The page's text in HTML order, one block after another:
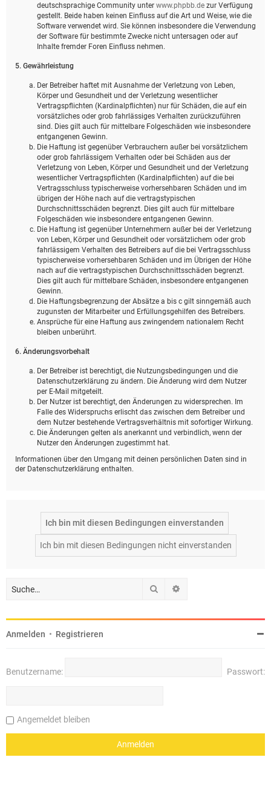
deutschsprachige Community unter www.phpbb.de zur Verfügung
gestellt. Beide haben keinen Einfluss auf die Art und Weise, wie die
Software verwendet wird. Sie können insbesondere die Verwendung
der Software für bestimmte Zwecke nicht untersagen oder auf
Inhalte fremder Foren Einfluss nehmen.
5. Gewährleistung
Der Betreiber haftet mit Ausnahme der Verletzung von Leben,
Körper und Gesundheit und der Verletzung wesentlicher
Vertragspflichten (Kardinalpflichten) nur für Schäden, die auf ein
vorsätzliches oder grob fahrlässiges Verhalten zurückzuführen
sind. Dies gilt auch für mittelbare Folgeschäden wie insbesondere
entgangenen Gewinn.
Die Haftung ist gegenüber Verbrauchern außer bei vorsätzlichem
oder grob fahrlässigem Verhalten oder bei Schäden aus der
Verletzung von Leben, Körper und Gesundheit und der Verletzung
wesentlicher Vertragspflichten (Kardinalpflichten) auf die bei
Vertragsschluss typischerweise vorhersehbaren Schäden und im
übrigen der Höhe nach auf die vertragstypischen
Durchschnittsschäden begrenzt. Dies gilt auch für mittelbare
Folgeschäden wie insbesondere entgangenen Gewinn.
Die Haftung ist gegenüber Unternehmern außer bei der Verletzung
von Leben, Körper und Gesundheit oder vorsätzlichem oder grob
fahrlässigem Verhalten des Betreibers auf die bei Vertragsschluss
typischerweise vorhersehbaren Schäden und im Übrigen der Höhe
nach auf die vertragstypischen Durchschnittsschäden begrenzt.
Dies gilt auch für mittelbare Schäden, insbesondere entgangenen
Gewinn.
Die Haftungsbegrenzung der Absätze a bis c gilt sinngemäß auch
zugunsten der Mitarbeiter und Erfüllungsgehilfen des Betreibers.
Ansprüche für eine Haftung aus zwingendem nationalem Recht
bleiben unberührt.
6. Änderungsvorbehalt
Der Betreiber ist berechtigt, die Nutzungsbedingungen und die
Datenschutzerklärung zu ändern. Die Änderung wird dem Nutzer
per E-Mail mitgeteilt.
Der Nutzer ist berechtigt, den Änderungen zu widersprechen. Im
Falle des Widerspruchs erlischt das zwischen dem Betreiber und
dem Nutzer bestehende Vertragsverhältnis mit sofortiger Wirkung.
Die Änderungen gelten als anerkannt und verbindlich, wenn der
Nutzer den Änderungen zugestimmt hat.
Informationen über den Umgang mit deinen persönlichen Daten sind in
der Datenschutzerklärung enthalten.
Suche
Anmelden • Registrieren
Benutzername: Passwort:
Angemeldet bleiben